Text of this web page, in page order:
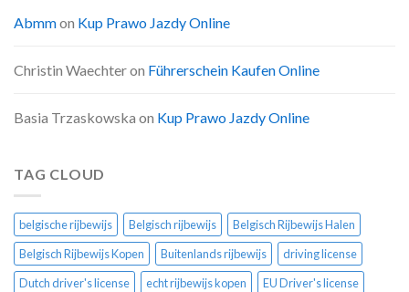
Abmmon Kup Prawo Jazdy Online
Christin Waechteron Führerschein Kaufen Online
Basia Trzaskowska on Kup Prawo Jazdy Online
TAG CLOUD
belgische rijbewijs Belgisch rijbewijs
Belgisch Rijbewijs Halen
Belgisch Rijbewijs Kopen
Buitenlands rijbewijs
driving license
Dutch driver's license
echt rijbewijs kopen
EU Driver's license